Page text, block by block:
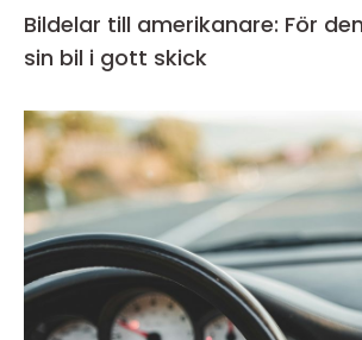
Bildelar till amerikanare: För
sin bil i gott skick